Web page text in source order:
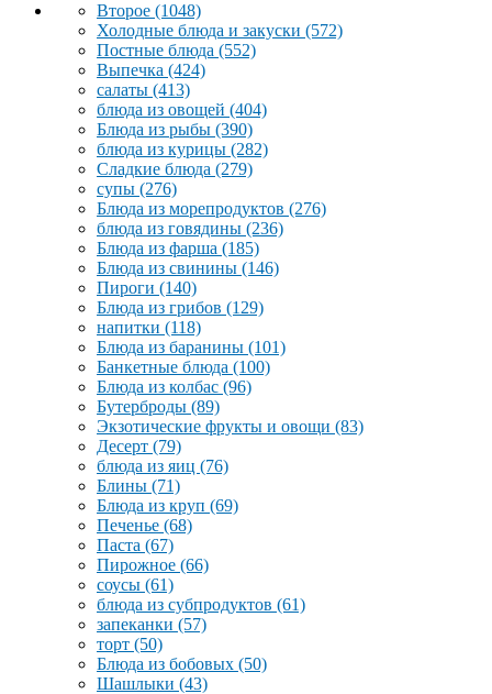
Второе (1048)
Холодные блюда и закуски (572)
Постные блюда (552)
Выпечка (424)
салаты (413)
блюда из овощей (404)
Блюда из рыбы (390)
блюда из курицы (282)
Сладкие блюда (279)
супы (276)
Блюда из морепродуктов (276)
блюда из говядины (236)
Блюда из фарша (185)
Блюда из свинины (146)
Пироги (140)
Блюда из грибов (129)
напитки (118)
Блюда из баранины (101)
Банкетные блюда (100)
Блюда из колбас (96)
Бутерброды (89)
Экзотические фрукты и овощи (83)
Десерт (79)
блюда из яиц (76)
Блины (71)
Блюда из круп (69)
Печенье (68)
Паста (67)
Пирожное (66)
соусы (61)
блюда из субпродуктов (61)
запеканки (57)
торт (50)
Блюда из бобовых (50)
Шашлыки (43)